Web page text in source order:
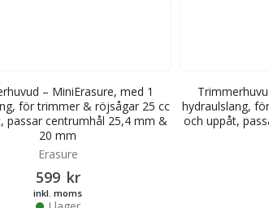
– MiniErasure, med 1
för trimmer & röjsågar 25 cc
passar centrumhål 25,4 mm &
20 mm
Erasure
599 kr
inkl. moms
hydraulslang,
och uppåt,